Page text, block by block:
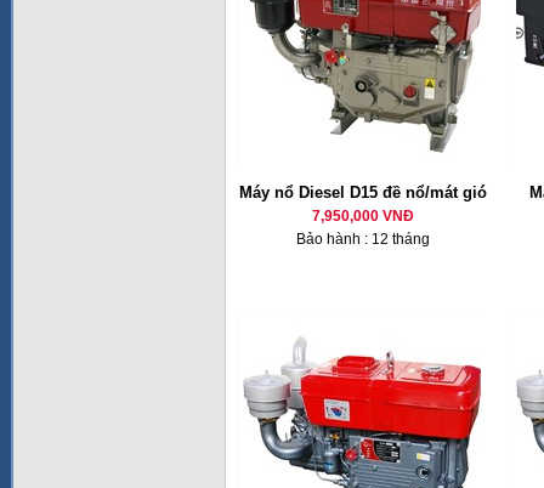
Máy nổ Diesel D15 đề nổ/mát gió
7,950,000 VNĐ
Bảo hành : 12 tháng